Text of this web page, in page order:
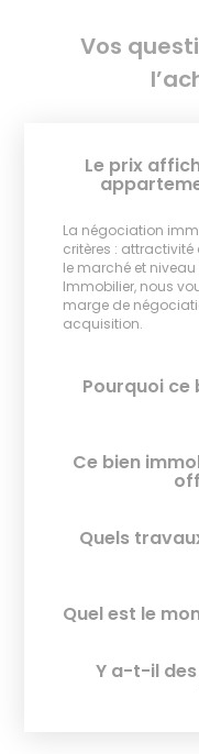
Vos
Le prix
La négociation
critères : attractivité
le marché et
Immobilier, nous
marge de
acquisition.
Pourquoi ce
Ce bien
Quels
Quel est le
Y a-t-il